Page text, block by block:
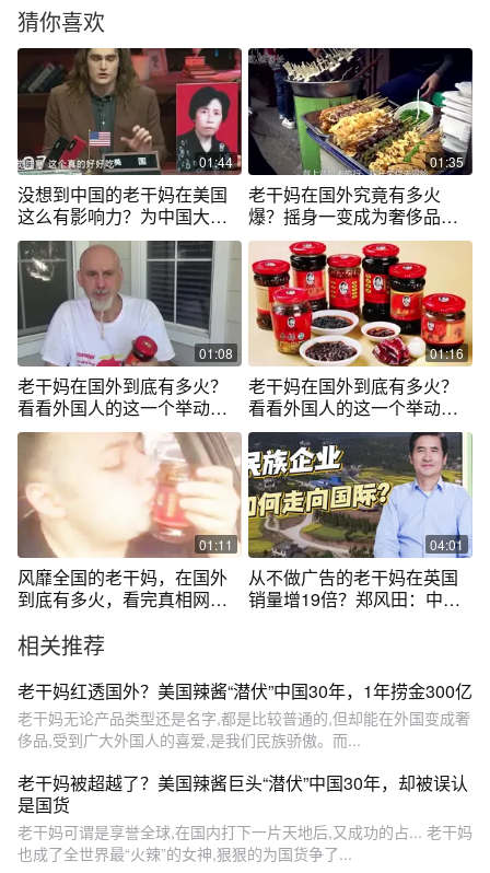
猜你喜欢
01:44
没想到中国的老干妈在美国
这么有影响力？为中国大妈
点赞！
01:35
老干妈在国外究竟有多火
爆？摇身一变成为奢侈品，
在国外畅销
01:08
老干妈在国外到底有多火？
看看外国人的这一个举动，
你就知道了！
01:16
老干妈在国外到底有多火？
看看外国人的这一个举动你
就知道了！
01:11
风靡全国的老干妈，在国外
到底有多火，看完真相网
04:01
从不做广告的老干妈在英国
销量增19倍？郑风田：中华
相关推荐
老干妈红透国外？美国辣酱“潜伏”中国30年，1年捞金300亿
老干妈无论产品类型还是名字,都是比较普通的,但却能在外国变成奢
侈品,受到广大外国人的喜爱,是我们民族骄傲。而...
老干妈被超越了？美国辣酱巨头“潜伏”中国30年，却被误认
是国货
老干妈可谓是享誉全球,在国内打下一片天地后,又成功的占... 老干妈
也成了全世界最“火辣”的女神,狠狠的为国货争了...